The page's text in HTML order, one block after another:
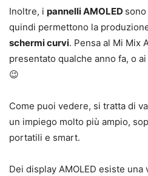
Inoltre, i pannelli AMOLED
quindi permettono la
schermi curvi. Pensa al Mi Mix
presentato qualche anno fa, o
😉
Come puoi vedere, si tratta di
un impiego molto più ampio,
portatili e smart.
Dei display AMOLED esiste una